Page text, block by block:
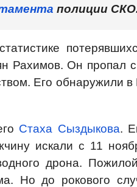
полиции
Рахимов. Он пропал с
Его обнаружили
Стаха Сыздыкова.
искали с 11
дрона.
Но до рокового